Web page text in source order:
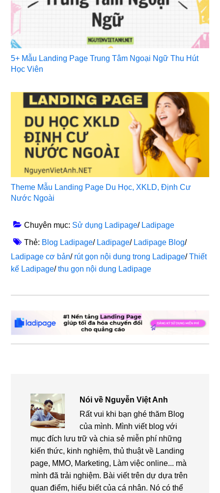
5+ Mẫu Landing Page Trung Tâm Ngoại Ngữ Thu Hút
Học Viên
Theme Mẫu Landing Page Du Học, XKLD, Định Cư
Nước Ngoài
Chuyên mục: Sử dụng Ladipage/ Ladipage
Thẻ: Blog Ladipage/ Ladipage/ Ladipage Blog/
Ladipage cơ bản/ rút gọn nội dung trong Ladipage/Thiết
kế Ladipage/thu gọn nội dung Ladipage
Nói về Nguyễn Việt Anh
Rất vui khi bạn ghé thăm Blog
của mình. Mình viết blog với
mục đích lưu trữ và chia sẻ miễn phí những
kiến thức, kinh nghiệm, thủ thuật về Landing
page, MMO, Marketing, Làm việc online... mà
mình đã trải nghiệm. Bài viết trên dự dựa trên
quan điểm, hiểu biết của cá nhân. Nó có thể